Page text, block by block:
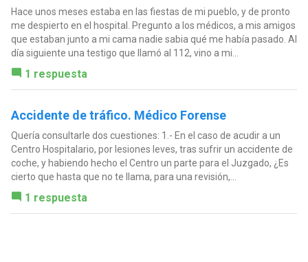
Hace unos meses estaba en las fiestas de mi pueblo, y de pronto
me despierto en el hospital. Pregunto a los médicos, a mis amigos
que estaban junto a mi cama nadie sabia qué me había pasado. Al
día siguiente una testigo que llamó al 112, vino a mi...
1 respuesta
Accidente de tráfico. Médico Forense
Quería consultarle dos cuestiones: 1.- En el caso de acudir a un
Centro Hospitalario, por lesiones leves, tras sufrir un accidente de
coche, y habiendo hecho el Centro un parte para el Juzgado, ¿Es
cierto que hasta que no te llama, para una revisión,...
1 respuesta